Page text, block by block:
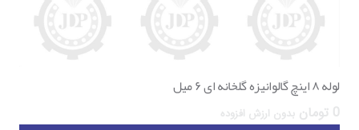
لوله ۸ اینچ گالوانیزه گلخانه ای ۶ میل
0 تومان بدون ارزش افزوده